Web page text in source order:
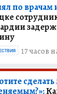
по
17 часов